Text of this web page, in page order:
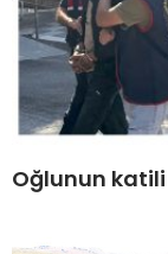
Oğlunun